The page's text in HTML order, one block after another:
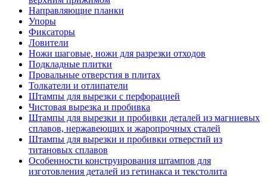
Направляющие планки
Упоры
Фиксаторы
Ловители
Ножи шаговые, ножи для разрезки отходов
Подкладные плитки
Провальные отверстия в плитах
Толкатели и отлипатели
Штампы для вырезки с перфорацией
Чистовая вырезка и пробивка
Штампы для вырезки и пробивки деталей из магниевых
сплавов, нержавеющих и жаропрочных сталей
Штампы для вырезки и пробивки отверстий из
титановых сплавов
Особенности конструирования штампов для
изготовления деталей из гетинакса и текстолита